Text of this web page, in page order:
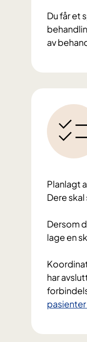
Du får et
av
Planlagt
Dere
Dersom
lage en
har